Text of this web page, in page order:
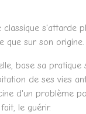
classique s'attarde
que sur son origine.
base sa pratique
de ses vies
d'un problème
le guérir.